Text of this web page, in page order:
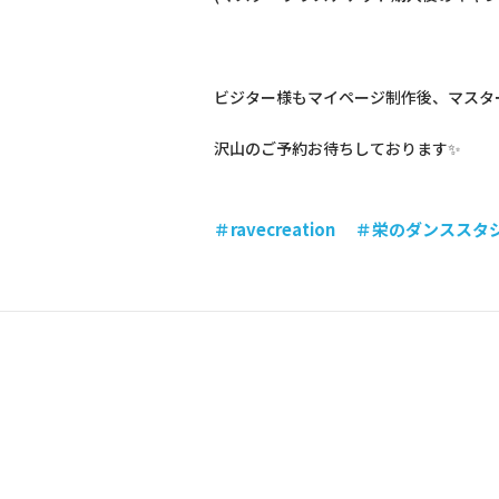
ビジター様もマイページ制作後、マス
沢山のご予約お待ちしております✨
＃ravecreation ＃栄のダンススタ